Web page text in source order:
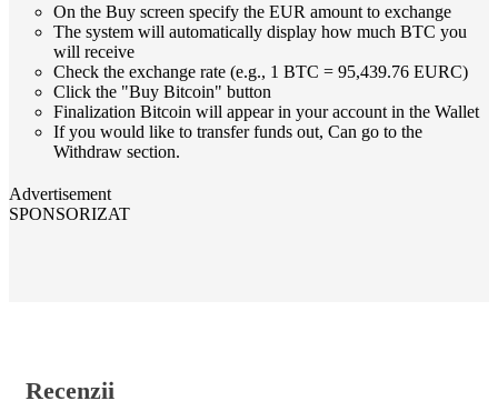
On the Buy screen specify the EUR amount to exchange
The system will automatically display how much BTC you
will receive
Check the exchange rate (e.g., 1 BTC = 95,439.76 EURC)
Click the "Buy Bitcoin" button
Finalization Bitcoin will appear in your account in the Wallet
If you would like to transfer funds out, Can go to the
Withdraw section.
Advertisement
SPONSORIZAT
Recenzii